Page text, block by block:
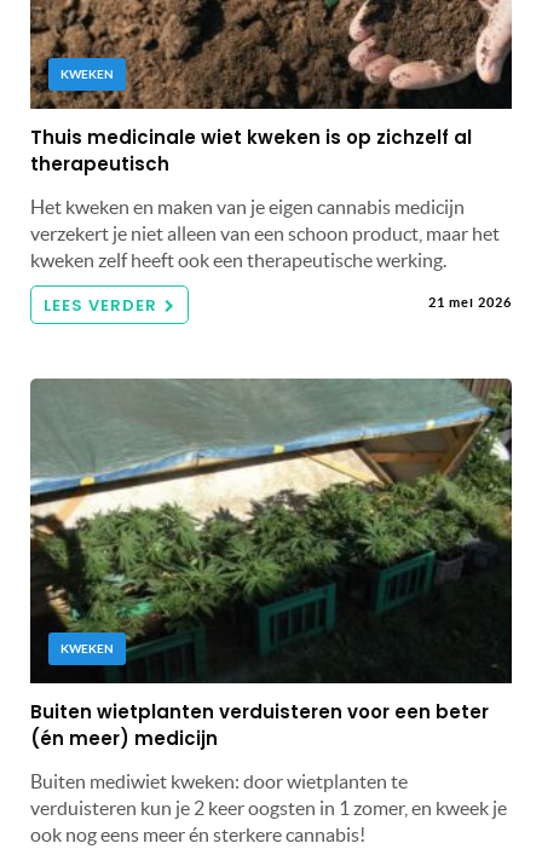
KWEKEN
Thuis medicinale wiet kweken is op zichzelf al
therapeutisch
Het kweken en maken van je eigen cannabis medicijn
verzekert je niet alleen van een schoon product, maar het
kweken zelf heeft ook een therapeutische werking.
LEES VERDER 21 mei 2026
KWEKEN
Buiten wietplanten verduisteren voor een beter
(én meer) medicijn
Buiten mediwiet kweken: door wietplanten te
verduisteren kun je 2 keer oogsten in 1 zomer, en kweek je
ook nog eens meer én sterkere cannabis!